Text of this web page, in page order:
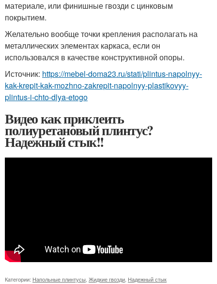
материале, или финишные гвозди с цинковым
покрытием.
Желательно вообще точки крепления располагать на
металлических элементах каркаса, если он
использовался в качестве конструктивной опоры.
Источник: https://mebel-doma23.ru/stati/plintus-napolnyy-
kak-krepit-kak-mozhno-zakrepit-napolnyy-plastikovyy-
plintus-i-chto-dlya-etogo
Видео как приклеить
полиуретановый плинтус?
Надежный стык!!
Категории: Напольные плинтусы Жидкие гвозди Надежный стык